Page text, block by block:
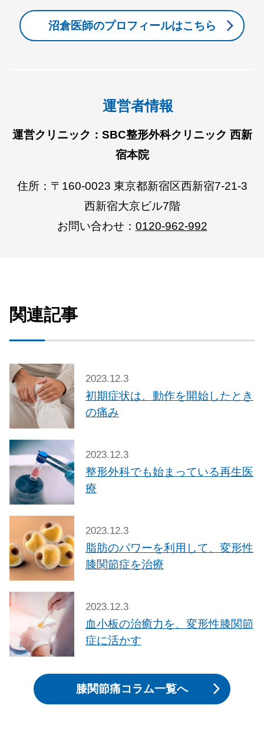
沼倉医師のプロフィールはこちら
運営者情報
運営クリニック：SBC整形外科クリニック 西新
宿本院
住所：〒160-0023 東京都新宿区西新宿7-21-3
西新宿大京ビル7階
お問い合わせ： 0120-962-992
関連記事
2023.12.3
初期症状は、動作を開始したとき
の痛み
2023.12.3
整形外科でも始まっている再生医
療
2023.12.3
脂肪のパワーを利用して、変形性
膝関節症を治療
2023.12.3
血小板の治癒力を、変形性膝関節
症に活かす
膝関節痛コラム一覧へ